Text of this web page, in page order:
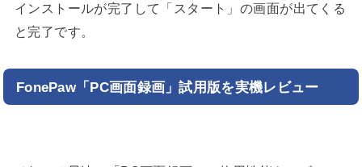
インストールが完了して「スタート」の画面が出てくる
と完了です。
FonePaw「PC画面録画」試用版を実機レビュー